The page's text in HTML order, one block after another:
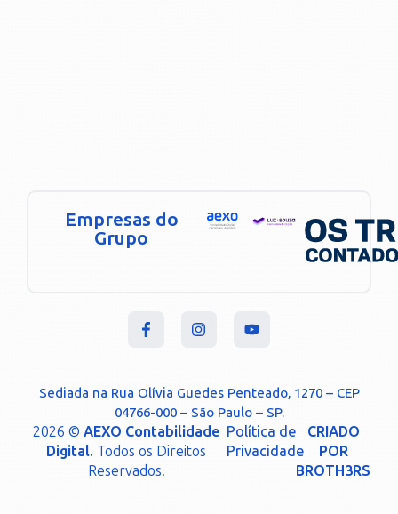
Empresas do
Grupo
Sediada na Rua Olívia Guedes Penteado, 1270 – CEP
04766-000 – São Paulo – SP.
2026 ©AEXO Contabilidade
Digital. Todos os Direitos
Reservados.
Política de
Privacidade
CRIADO
POR
BROTH3RS